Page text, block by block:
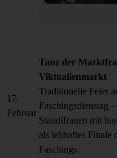
17.
Februar
Tanz der
Viktualienmarkt
Traditionelle Feier
Faschingsdienstag
Standlfrauen mit
als lebhaftes Finale
Faschings.